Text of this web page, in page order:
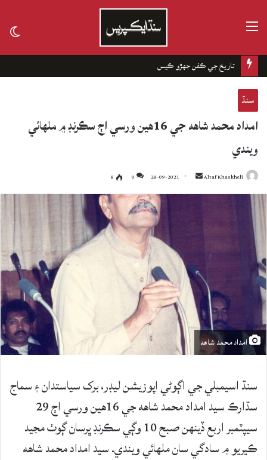
تاريخ جي ڪفن جھڙو ڪيس
سنڌ
امداد محمد شاهه جي 16هين ورسي اڄ سڪرنڊ ۾ ملهائي
ويندي
Altaf Khaskheli
Send
an
28-09-2021
0
8
امداد محمد شاهه
سنڌ اسيمبلي جي اڳوڻي اپوزيشن ليڊر، برک سياستدان ۽ سماج
سڌارڪ سيد امداد محمد شاهه جي 16هين ورسي اڄ 29
سيپٽمبر اربع ڏينهن صبح 10 وڳي سڪرنڊ ڀرسان ڳوٺ مجيد
ڪيريو ۾ سادگي سان ملهائي ويندي. سيد امداد محمد شاهه